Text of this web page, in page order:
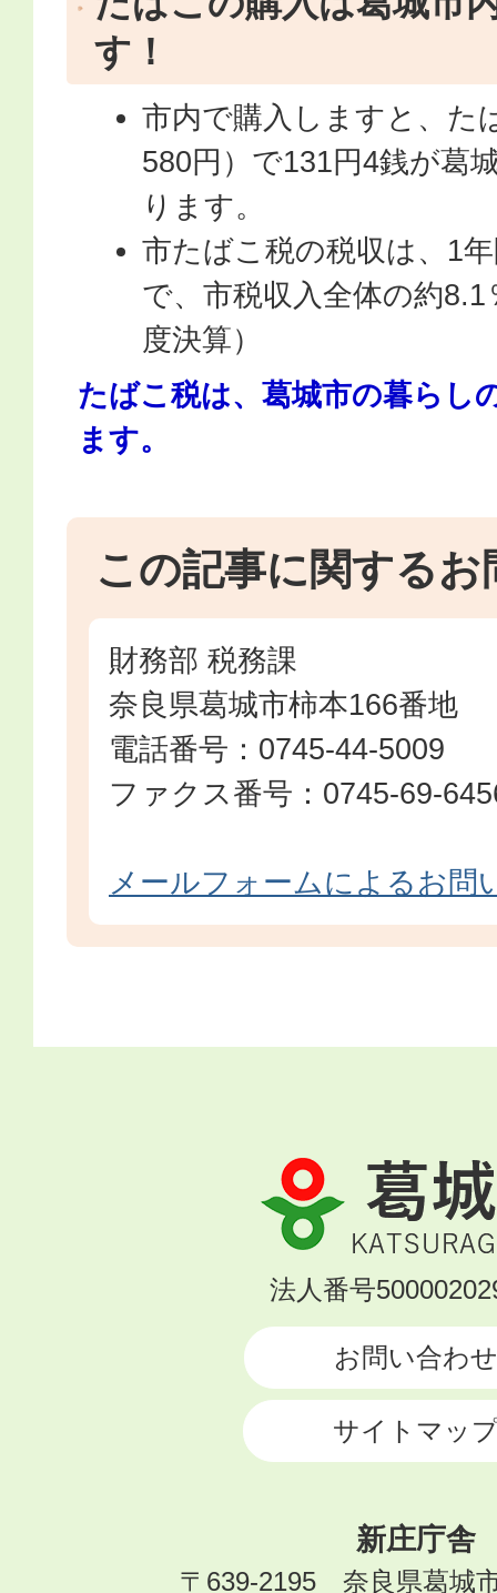
す！
市内で購入しますと、た
580円）で131円4銭が葛
ります。
市たばこ税の税収は、1
で、市税収入全体の約
度決算）
たばこ税は、葛城市の暮らし
ます。
この記事に関するお
財務部 税務課
奈良県葛城市柿本166番地
電話番号：0745-44-5009
ファクス番号：0745-69-
メールフォームによるお問
葛
城
市
KATSURAGI
法人番号
お問い合わせ
サイトマッ
新庄庁舎
〒639-2195 奈良県葛城